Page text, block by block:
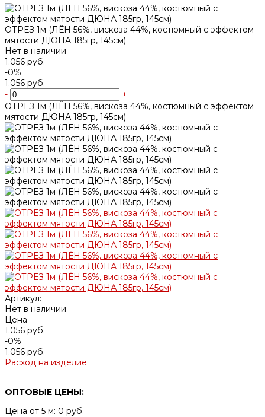
ОТРЕЗ 1м (ЛЁН 56%, вискоза 44%, костюмный с эффектом
мятости ДЮНА 185гр, 145см)
Нет в наличии
1.056 руб.
-0%
1.056 руб.
-
+
ОТРЕЗ 1м (ЛЁН 56%, вискоза 44%, костюмный с эффектом
мятости ДЮНА 185гр, 145см)
Артикул:
Нет в наличии
Цена
1.056 руб.
-0%
1.056 руб.
Расход на изделие
ОПТОВЫЕ ЦЕНЫ:
Цена от 5 м: 0 руб.